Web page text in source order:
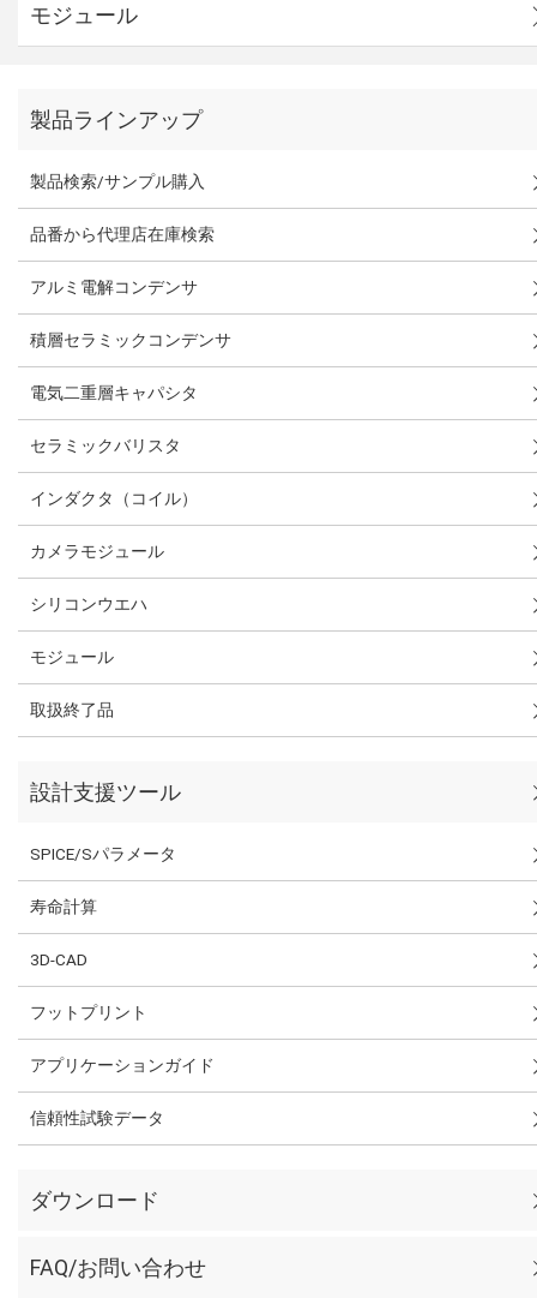
モジュール
製品ラインアップ
製品検索/サンプル購入
品番から代理店在庫検索
アルミ電解コンデンサ
積層セラミックコンデンサ
電気二重層キャパシタ
セラミックバリスタ
インダクタ（コイル）
カメラモジュール
シリコンウエハ
モジュール
取扱終了品
設計支援ツール
SPICE/Sパラメータ
寿命計算
3D-CAD
フットプリント
アプリケーションガイド
信頼性試験データ
ダウンロード
FAQ/お問い合わせ